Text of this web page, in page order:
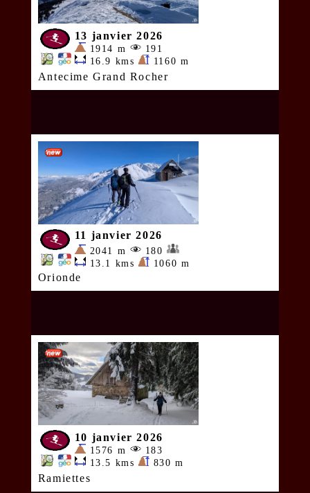
13 janvier 2026
1914 m
191
16.9 kms
1160 m
Antecime Grand Rocher
11 janvier 2026
2041 m
180
13.1 kms
1060 m
Orionde
10 janvier 2026
1576 m
183
13.5 kms
830 m
Ramiettes